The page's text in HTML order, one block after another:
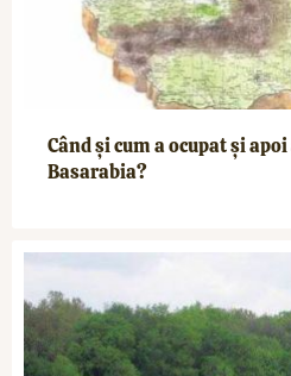
Când și cum a ocupat și
Basarabia?